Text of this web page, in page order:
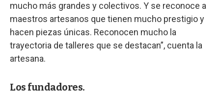
mucho más grandes y colectivos. Y se reconoce a
maestros artesanos que tienen mucho prestigio y
hacen piezas únicas. Reconocen mucho la
trayectoria de talleres que se destacan”, cuenta la
artesana.
Los fundadores.